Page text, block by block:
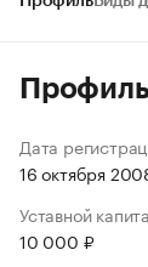
Дата
16 октября
Уставной
10 000 ₽